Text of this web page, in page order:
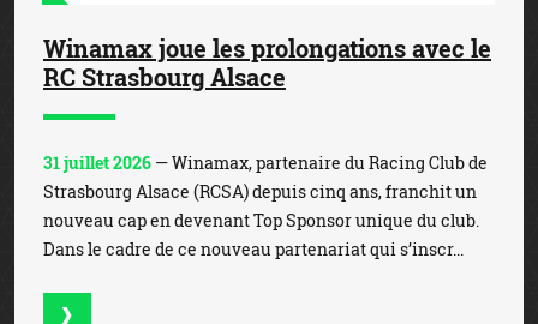
Winamax joue les prolongations avec le
RC Strasbourg Alsace
31 juillet 2026 — Winamax, partenaire du Racing Club de
Strasbourg Alsace (RCSA) depuis cinq ans, franchit un
nouveau cap en devenant Top Sponsor unique du club.
Dans le cadre de ce nouveau partenariat qui s’inscr...